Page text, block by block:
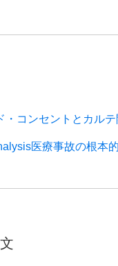
・コンセントとカル
医療事故の根本